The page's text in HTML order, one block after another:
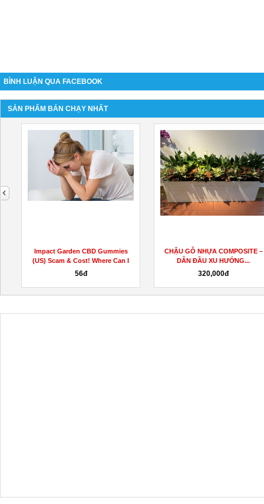
BÌNH LUẬN QUA FACEBOOK
SẢN PHẨM BÁN CHẠY NHẤT
Impact Garden CBD Gummies
(US) Scam & Cost! Where Can I
Buy?
56đ
CHẬU GỖ NHỰA COMPOSITE –
DẪN ĐẦU XU HƯỚNG...
320,000đ
next